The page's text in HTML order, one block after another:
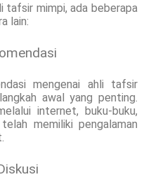
tafsir mimpi, ada beberapa
lain:
mengenai ahli tafsir
awal yang penting.
internet, buku-buku,
memiliki pengalaman